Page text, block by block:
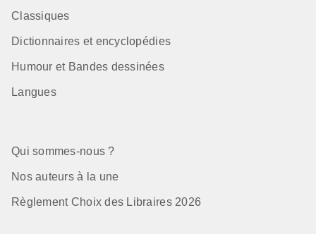
Classiques
Dictionnaires et encyclopédies
Humour et Bandes dessinées
Langues
Qui sommes-nous ?
Nos auteurs à la une
Règlement Choix des Libraires 2026